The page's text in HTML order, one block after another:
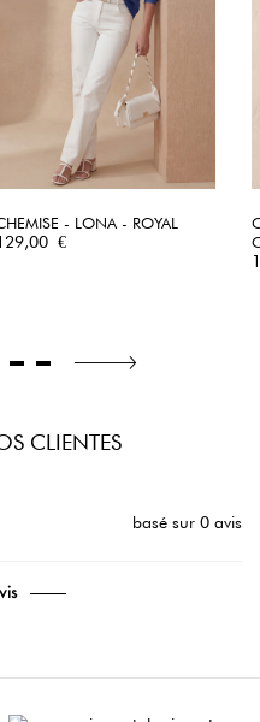
- LONA - ROYAL
€
CLIENTES
basé sur 0 avis